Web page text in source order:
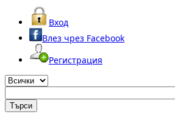
Вход
Влез чрез Facebook
Регистрация